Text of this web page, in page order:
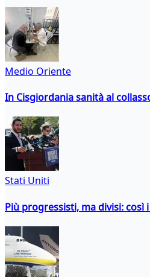
Medio Oriente
In Cisgiordania sanità al
Stati Uniti
Più progressisti, ma divisi: